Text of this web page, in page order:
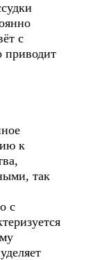
с
приводит
к
так
с